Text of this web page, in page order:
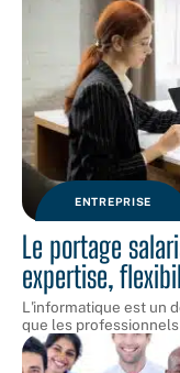
ENTREPRISE
Le portage
expertise,
L'informatique est un
que les